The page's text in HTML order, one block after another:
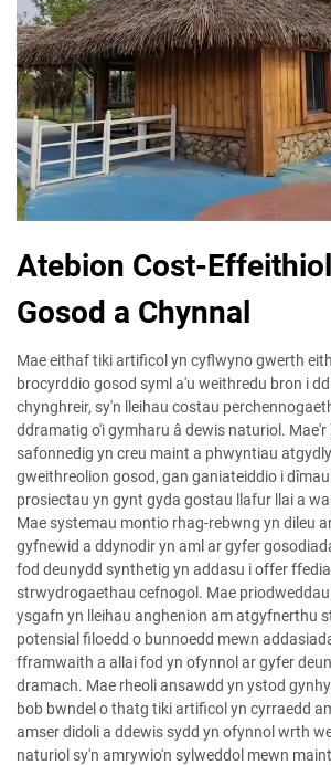
Atebion Cost-
Gosod a Chynnal
Mae eithaf tiki artificol yn cyflwyno gwerth
brocyrddio gosod syml a'u weithredu bron i
chynghreir, sy'n lleihau costau
ddramatig o'i gymharu â dewis naturiol.
safonnedig yn creu maint a phwyntiau
gweithreolion gosod, gan ganiateiddio i
prosiectau yn gynt gyda gostau llafur llai a
Mae systemau montio rhag-rebwng yn dileu
gyfnewid a ddynodir yn aml ar gyfer
fod deunydd synthetig yn addasu i offer
strwydrogaethau cefnogol. Mae
ysgafn yn lleihau anghenion am atgyfnerthu
potensial filoedd o bunnoedd mewn
fframwaith a allai fod yn ofynnol ar gyfer
dramach. Mae rheoli ansawdd yn ystod
bob bwndel o thatg tiki artificol yn cyrraedd
amser didoli a ddewis sydd yn ofynnol wrth
naturiol sy'n amrywio'n sylweddol mewn